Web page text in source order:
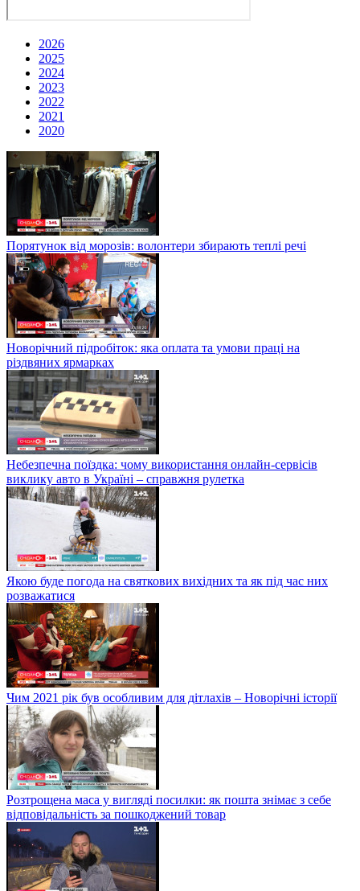
2026
2025
2024
2023
2022
2021
2020
Порятунок від морозів: волонтери збирають теплі речі
Новорічний підробіток: яка оплата та умови праці на
різдвяних ярмарках
Небезпечна поїздка: чому використання онлайн-сервісів
виклику авто в Україні – справжня рулетка
Якою буде погода на святкових вихідних та як під час них
розважатися
Чим 2021 рік був особливим для дітлахів – Новорічні історії
Розтрощена маса у вигляді посилки: як пошта знімає з себе
відповідальність за пошкоджений товар